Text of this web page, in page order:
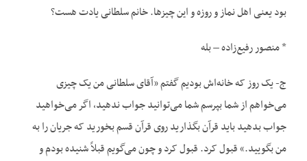
بود یعنی اهل نماز و روزه و این چیزها. خانم سلطانی یادت هست؟
* منصور رفیع‌زاده – بله
ج- یک روز که خانه‌اش بودیم گفتم «آقای سلطانی من یک چیزی
می‌خواهم از شما بپرسم شما می‌توانید جواب ندهید، اگر می‌خواهید
جواب بدهید باید قرآن بگذارید روی قرآن قسم بخورید که جریان را به
من بگویید.» قبول کرد. قبول کرد و چون می‌گویم قبلاً شنیده بودم و